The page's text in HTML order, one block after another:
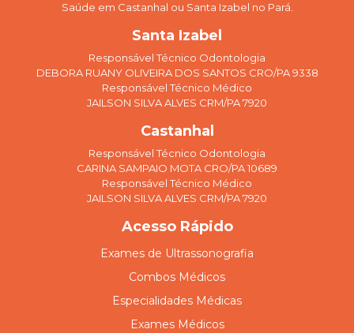
Saúde em Castanhal ou Santa Izabel no Pará.
Santa Izabel
Responsável Técnico Odontologia
DEBORA RUANY OLIVEIRA DOS SANTOS CRO/PA 9338
Responsável Técnico Médico
JAILSON SILVA ALVES CRM/PA 7920
Castanhal
Responsável Técnico Odontologia
CARINA SAMPAIO MOTA CRO/PA 10689
Responsável Técnico Médico
JAILSON SILVA ALVES CRM/PA 7920
Acesso Rápido
Exames de Ultrassonografia
Combos Médicos
Especialidades Médicas
Exames Médicos